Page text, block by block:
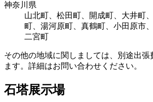
神奈川県
山北町、松田町、開成町、大井町
町、湯河原町、真鶴町、小田原市
二宮町
その他の地域に関しましては、別途出張
ます。詳細はお問い合わせください。
石塔展示場